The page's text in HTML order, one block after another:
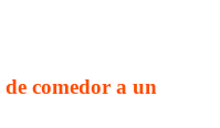
comedor a un